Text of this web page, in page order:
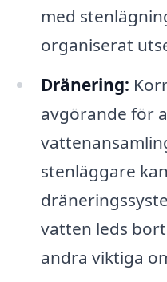
med
organiserat
Dränering:
avgörande för
stenläggare
vatten leds
andra viktiga